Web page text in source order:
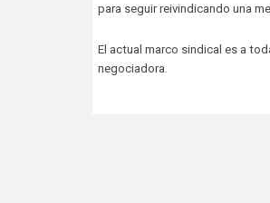
para seguir reivindicando una
El actual marco sindical es a
negociadora.